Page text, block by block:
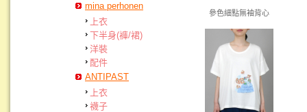
mina perhonen
上衣
下半身(褲/裙)
洋裝
配件
ANTIPAST
上衣
襪子
參色細點無袖背心